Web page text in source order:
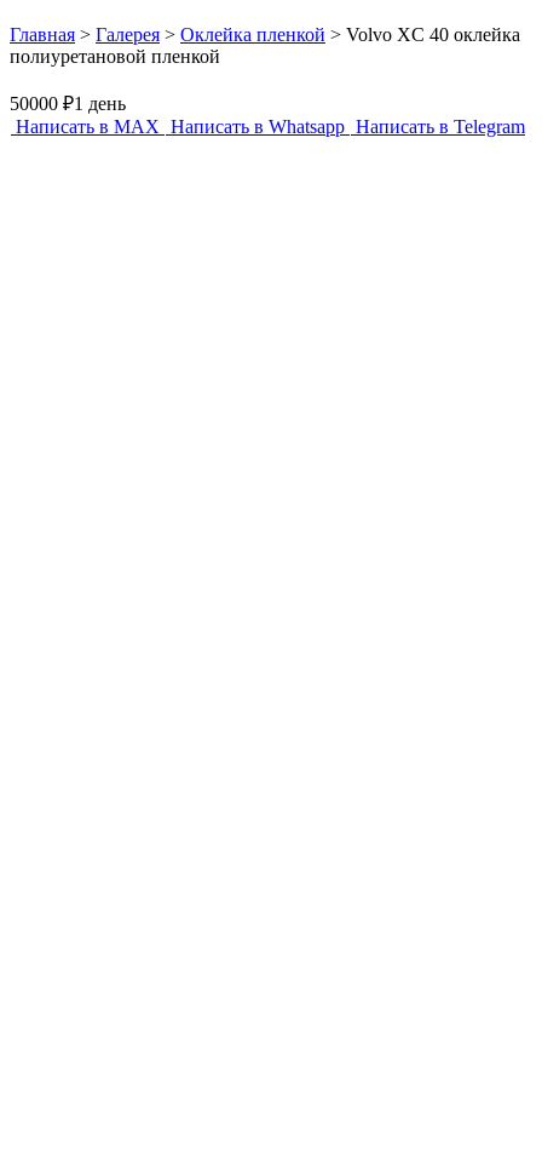
Главная > Галерея > Оклейка пленкой > Volvo XC 40 оклейка
полиуретановой пленкой
50000 ₽1 день
Написать в MAX Написать в Whatsapp Написать в Telegram